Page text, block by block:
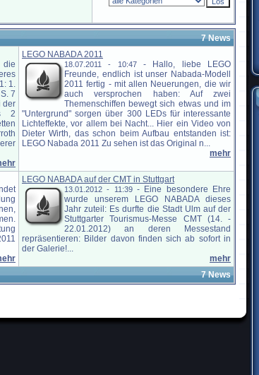
7 News
1.
7
der
2
LEGO NABADA 2011
18.07.2011 - 10:47-
Hallo, liebe LEGO
Freunde, endlich ist unser Nabada-Modell
2011 fertig - mit allen Neuerungen, die wir
auch versprochen haben: Auf zwei
Themenschiffen bewegt sich etwas und im
"Untergrund" sorgen über 300 LEDs für interessante
Lichteffekte, vor allem bei Nacht... Hier ein Video von
Dieter Wirth, das schon beim Aufbau entstanden ist:
LEGO Nabada 2011 Zu sehen ist das Original n...
mehr
LEGO NABADA auf der CMT in Stuttgart
13.01.2012 - 11:39- Eine besondere Ehre
wurde unserem LEGO NABADA dieses
Jahr zuteil: Es durfte die Stadt Ulm auf der
Stuttgarter Tourismus-Messe CMT (14. -
22.01.2012) an deren Messestand
repräsentieren: Bilder davon finden sich ab sofort in
der Galerie!...
mehr
7 News